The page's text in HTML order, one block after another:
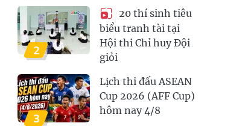
2
20 thí sinh tiêu
biểu tranh tài tại
Hội thi Chỉ huy Đội
giỏi
3
Lịch thi đấu ASEAN
Cup 2026 (AFF Cup)
hôm nay 4/8